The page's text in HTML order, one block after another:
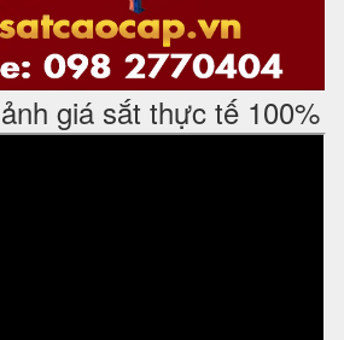
giá sắt thực tế 100%